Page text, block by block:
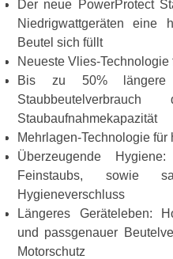
Der neue PowerProtect
Niedrigwattgeräten eine
Beutel sich füllt
Neueste Vlies-
Bis zu 50% längere
Staubaufnahmekapazität
Mehrlagen-Technologie
Überzeugende
Feinstaubs, sowie
Hygieneverschluss
Längeres Geräteleben:
und passgenauer
Motorschutz